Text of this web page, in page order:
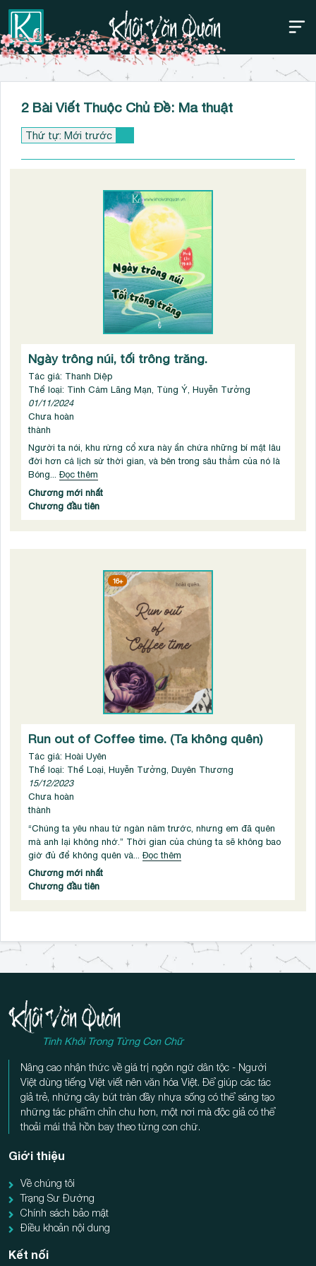
Thanh điều hướng trên
2 Bài Viết Thuộc Chủ Đề: Ma thuật
Ngày trông núi, tối trông trăng.
Tác giả: Thanh Diệp
Thể loại: Tình Cảm Lãng Mạn, Tùng Ý, Huyễn Tưởng
01/11/2024
Chưa hoàn
thành
Người ta nói, khu rừng cổ xưa này ẩn chứa những bí mật lâu
đời hơn cả lịch sử thời gian, và bên trong sâu thẳm của nó là
Bóng... Đọc thêm
Chương mới nhất
Chương đầu tiên
16+
Run out of Coffee time. (Ta không quên)
Tác giả: Hoài Uyên
Thể loại: Thể Loại, Huyễn Tưởng, Duyên Thương
15/12/2023
Chưa hoàn
thành
“Chúng ta yêu nhau từ ngàn năm trước, nhưng em đã quên
mà anh lại không nhớ.” Thời gian của chúng ta sẽ không bao
giờ đủ để không quên và... Đọc thêm
Chương mới nhất
Chương đầu tiên
Tinh Khôi Trong Từng Con Chữ
Nâng cao nhận thức về giá trị ngôn ngữ dân tộc - Người
Việt dùng tiếng Việt viết nên văn hóa Việt. Để giúp các tác
giả trẻ, những cây bút tràn đầy nhựa sống có thể sáng tạo
những tác phẩm chỉn chu hơn, một nơi mà độc giả có thể
thoải mái thả hồn bay theo từng con chữ.
Giới thiệu
Về chúng tôi
Trạng Sư Đường
Chính sách bảo mật
Điều khoản nội dung
Kết nối